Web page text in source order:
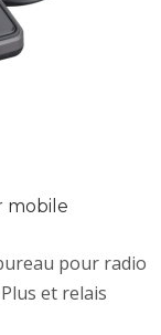
mobile
pour radio
et relais